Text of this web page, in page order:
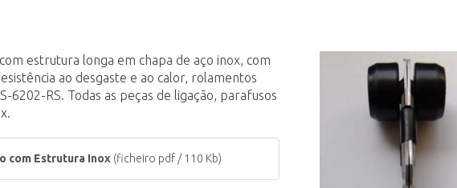
estrutura longa em chapa de aço inox, com
ao desgaste e ao calor, rolamentos
6202-RS. Todas as peças de ligação, parafusos
com Estrutura Inox (ficheiro pdf / 110 Kb)